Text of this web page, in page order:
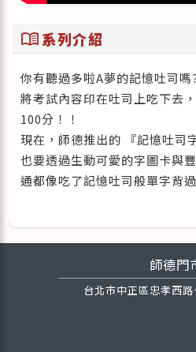
menu_book系列介紹
你有聽過多啦A夢的記憶吐司嗎
將考試內容印在吐司上吃下去
100分！！
現在，師德推出的 『記憶吐司
也要透過生動可愛的字圖卡與
通都像吃了記憶吐司般單字背過
師德門
台北市中正區忠孝西